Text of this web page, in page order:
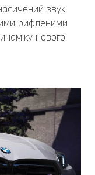
звук
рифленими
нового